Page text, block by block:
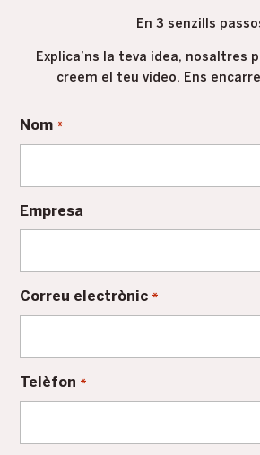
En 3 senzills
Explica’ns la teva idea, nosaltres
creem el teu video. Ens
Nom *
Empresa
Correu electrònic *
Telèfon *